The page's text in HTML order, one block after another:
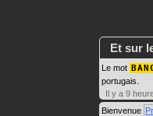
Et sur
Le mot
portugais.
Il y a 9
Bienvenue